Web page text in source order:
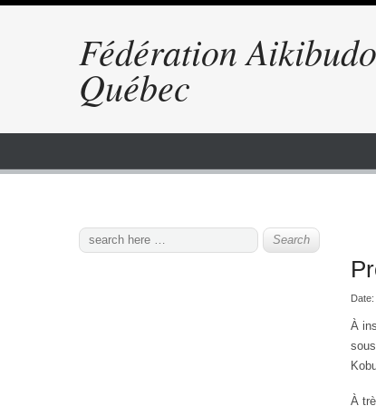
Fédération Aikibudo
Québec
Date:
À
À